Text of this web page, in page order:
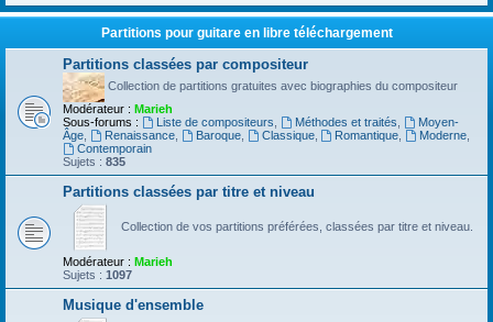
Partitions pour guitare en libre téléchargement
Partitions classées par compositeur
Collection de partitions gratuites avec biographies du compositeur
Modérateur : Marieh
Sous-forums :
Liste de compositeurs Méthodes et traités
Moyen-
Âge
Renaissance, Baroque, Classique, Romantique Moderne
Contemporain
Sujets : 835
Partitions classées par titre et niveau
Collection de vos partitions préférées, classées par titre et niveau.
Modérateur : Marieh
Sujets : 1097
Musique d'ensemble